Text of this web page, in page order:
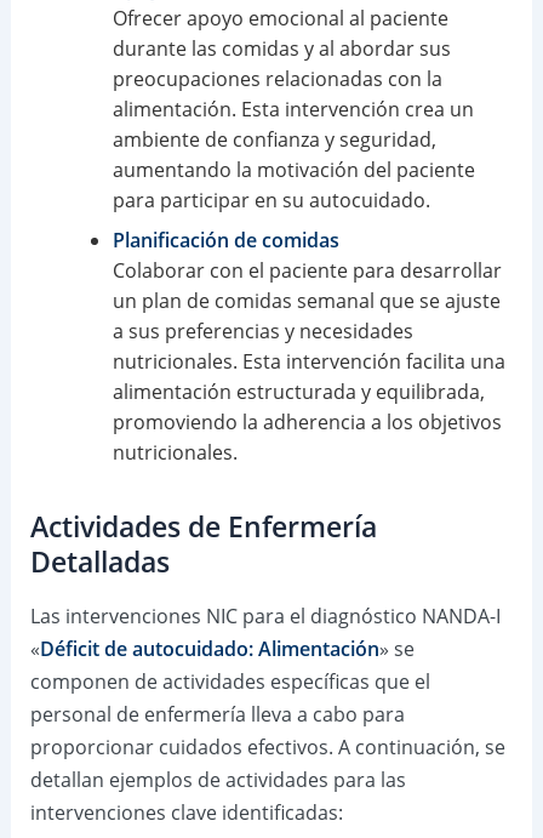
Ofrecer apoyo emocional al paciente
durante las comidas y al abordar sus
preocupaciones relacionadas con la
alimentación. Esta intervención crea un
ambiente de confianza y seguridad,
aumentando la motivación del paciente
para participar en su autocuidado.
Planificación de comidas
Colaborar con el paciente para desarrollar
un plan de comidas semanal que se ajuste
a sus preferencias y necesidades
nutricionales. Esta intervención facilita una
alimentación estructurada y equilibrada,
promoviendo la adherencia a los objetivos
nutricionales.
Actividades de Enfermería
Detalladas
Las intervenciones NIC para el diagnóstico NANDA-I
«Déficit de autocuidado: Alimentación» se
componen de actividades específicas que el
personal de enfermería lleva a cabo para
proporcionar cuidados efectivos. A continuación, se
detallan ejemplos de actividades para las
intervenciones clave identificadas: